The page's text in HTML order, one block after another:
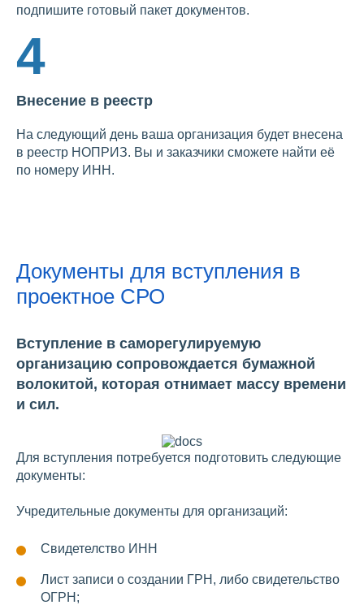
подпишите готовый пакет документов.
4
Внесение в реестр
На следующий день ваша организация будет внесена
в реестр НОПРИЗ. Вы и заказчики сможете найти её
по номеру ИНН.
Документы для вступления в
проектное СРО
Вступление в саморегулируемую
организацию сопровождается бумажной
волокитой, которая отнимает массу времени
и сил.
Для вступления потребуется подготовить следующие
документы:
Учредительные документы для организаций:
Свидетелство ИНН
Лист записи о создании ГРН, либо свидетельство
ОГРН;